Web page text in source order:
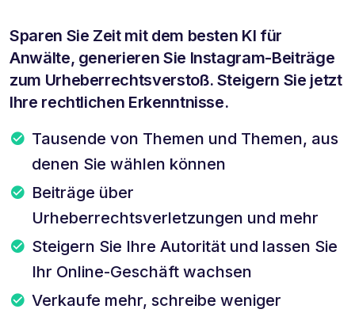
Sparen Sie Zeit mit dem besten KI für
Anwälte, generieren Sie Instagram-Beiträge
zum Urheberrechtsverstoß. Steigern Sie jetzt
Ihre rechtlichen Erkenntnisse.
Tausende von Themen und Themen, aus
denen Sie wählen können
Beiträge über
Urheberrechtsverletzungen und mehr
Steigern Sie Ihre Autorität und lassen Sie
Ihr Online-Geschäft wachsen
Verkaufe mehr, schreibe weniger